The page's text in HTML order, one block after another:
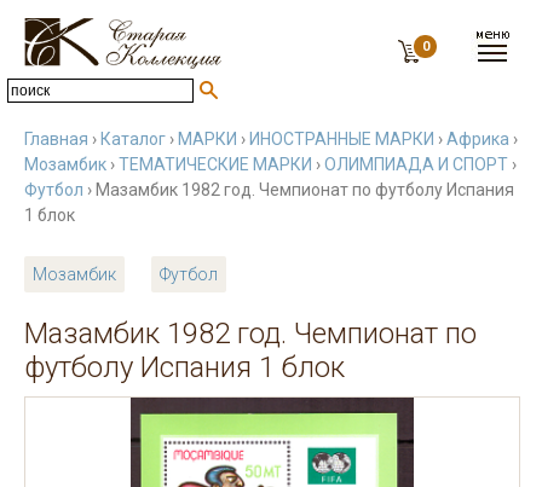
0
Главная › Каталог › МАРКИ › ИНОСТРАННЫЕ МАРКИ ›Африка ›
Мозамбик ›ТЕМАТИЧЕСКИЕ МАРКИ ›ОЛИМПИАДА И СПОРТ ›
Футбол › Мазамбик 1982 год. Чемпионат по футболу Испания
1 блок
Мозамбик Футбол
Мазамбик 1982 год. Чемпионат по
футболу Испания 1 блок